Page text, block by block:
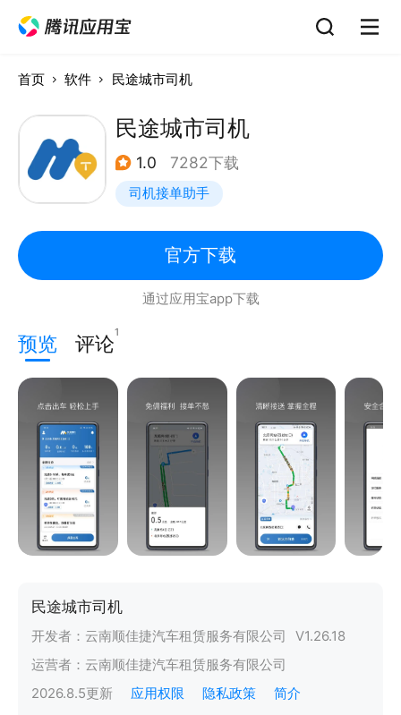
首页 软件 民途城市司机
民途城市司机
1.0 7282下载
司机接单助手
官方下载
通过应用宝app下载
预览 评论1
民途城市司机
开发者： 云南顺佳捷汽车租赁服务有限公司 V1.26.18
运营者： 云南顺佳捷汽车租赁服务有限公司
2026.8.5更新 应用权限 隐私政策 简介